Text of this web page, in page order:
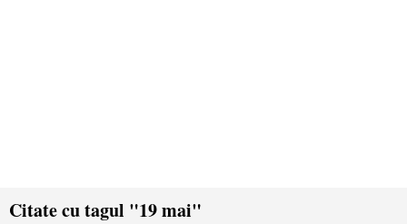
Citate cu tagul "19 mai"